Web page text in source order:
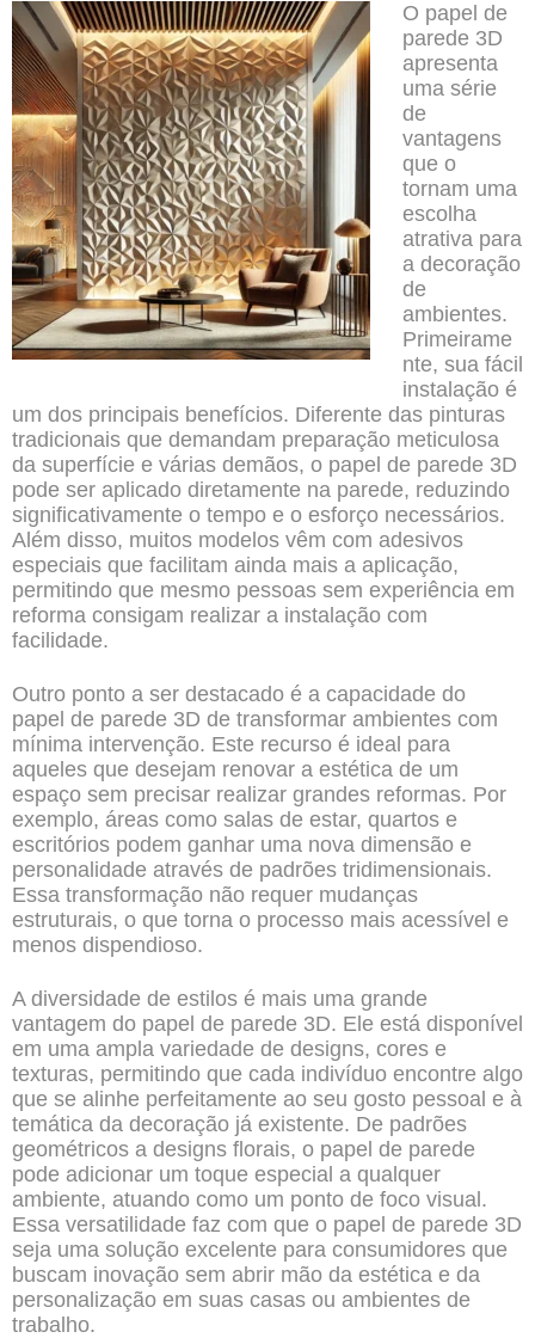
O papel de
parede 3D
apresenta
uma série
de
vantagens
que o
tornam uma
escolha
atrativa para
a decoração
de
ambientes.
Primeirame
nte, sua fácil
instalação é
um dos principais benefícios. Diferente das pinturas
tradicionais que demandam preparação meticulosa
da superfície e várias demãos, o papel de parede 3D
pode ser aplicado diretamente na parede, reduzindo
significativamente o tempo e o esforço necessários.
Além disso, muitos modelos vêm com adesivos
especiais que facilitam ainda mais a aplicação,
permitindo que mesmo pessoas sem experiência em
reforma consigam realizar a instalação com
facilidade.
Outro ponto a ser destacado é a capacidade do
papel de parede 3D de transformar ambientes com
mínima intervenção. Este recurso é ideal para
aqueles que desejam renovar a estética de um
espaço sem precisar realizar grandes reformas. Por
exemplo, áreas como salas de estar, quartos e
escritórios podem ganhar uma nova dimensão e
personalidade através de padrões tridimensionais.
Essa transformação não requer mudanças
estruturais, o que torna o processo mais acessível e
menos dispendioso.
A diversidade de estilos é mais uma grande
vantagem do papel de parede 3D. Ele está disponível
em uma ampla variedade de designs, cores e
texturas, permitindo que cada indivíduo encontre algo
que se alinhe perfeitamente ao seu gosto pessoal e à
temática da decoração já existente. De padrões
geométricos a designs florais, o papel de parede
pode adicionar um toque especial a qualquer
ambiente, atuando como um ponto de foco visual.
Essa versatilidade faz com que o papel de parede 3D
seja uma solução excelente para consumidores que
buscam inovação sem abrir mão da estética e da
personalização em suas casas ou ambientes de
trabalho.